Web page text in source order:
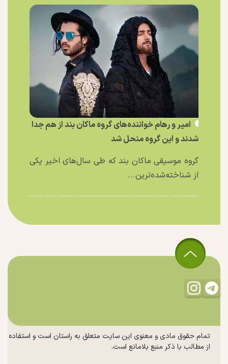
امیر و رهام خواننده‌های گروه ماکان بند از هم جدا
شدند و این گروه منحل شد
گروه موسیقی ماکان بند که طی سال‌های اخیر یکی
از شناخته‌شده‌ترین...
تمام حقوق مادی و معنوی این سایت متعلق به راستان است و استفاده
از مطالب با ذکر منبع بلامانع است.